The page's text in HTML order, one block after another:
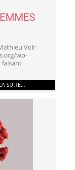
Voir
wp-
faisant
SUITE…